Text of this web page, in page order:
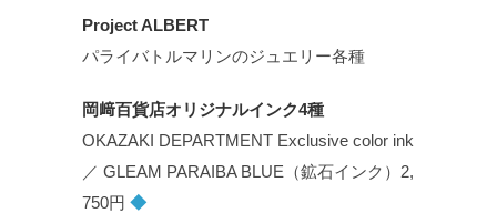
Project ALBERT
パライバトルマリンのジュエリー各種
岡﨑百貨店オリジナルインク4種
OKAZAKI DEPARTMENT Exclusive color ink
／ GLEAM PARAIBA BLUE（鉱石インク）2,
750円 ◆